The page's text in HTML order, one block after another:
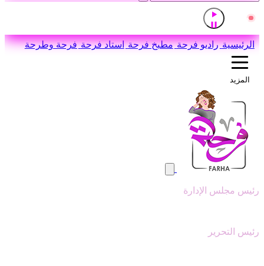
مباشر إذاعة القرآن الكريم من القاهرة
اضغط للاستماع
الرئيسية راديو فرحة مطبخ فرحة استاد فرحة فرحة وطرحة
المزيد
رئيس مجلس الإدارة
رئيس التحرير